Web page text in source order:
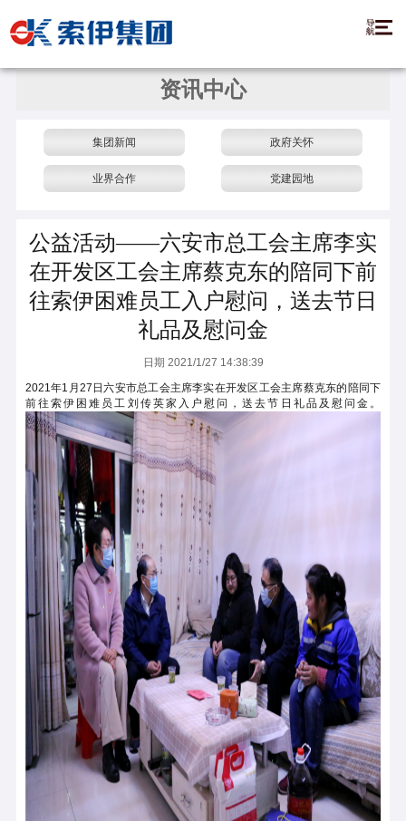
资讯中心
集团新闻 政府关怀
业界合作 党建园地
公益活动——六安市总工会主席李实
在开发区工会主席蔡克东的陪同下前
往索伊困难员工入户慰问，送去节日
礼品及慰问金
日期 2021/1/27 14:38:39
2021年1月27日六安市总工会主席李实在开发区工会主席蔡克东的陪同下
前往索伊困难员工刘传英家入户慰问，送去节日礼品及慰问金。